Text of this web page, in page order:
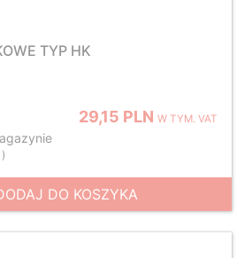
TYP HK
29,15 PLNW TYM. VAT
)
DO KOSZYKA